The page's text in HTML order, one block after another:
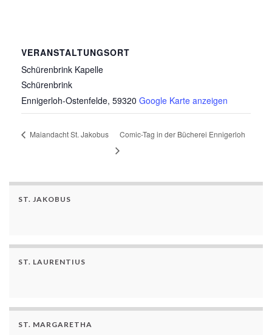
VERANSTALTUNGSORT
Schürenbrink Kapelle
Schürenbrink
Ennigerloh-Ostenfelde, 59320 Google Karte anzeigen
Maiandacht St. Jakobus Comic-Tag in der Bücherei Ennigerloh
ST. JAKOBUS
ST. LAURENTIUS
ST. MARGARETHA